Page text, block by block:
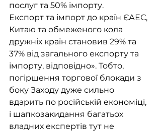
послуг та 50% імпорту.
Експорт та імпорт до країн ЄАЕС,
Китаю та обмеженого кола
дружніх країн становив 29% та
37% від загального експорту та
імпорту, відповідно». Тобто,
погіршення торгової блокади з
боку Заходу дуже сильно
вдарить по російській економіці,
і шапкозакидання багатьох
владних експертів тут не